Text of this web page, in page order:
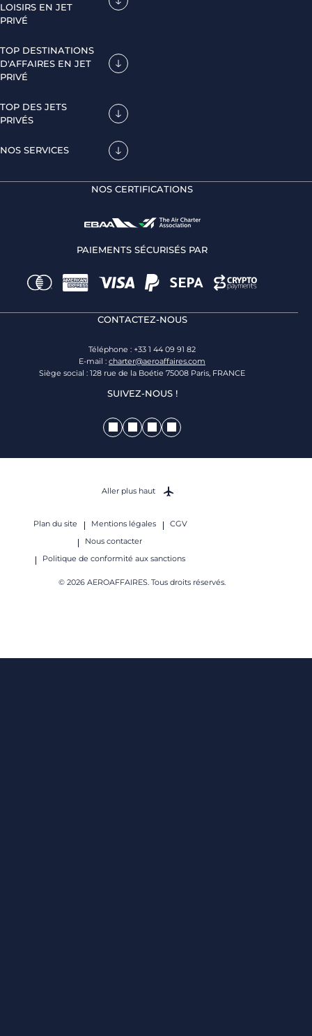
LOISIRS EN JET
PRIVÉ
TOP DESTINATIONS
D'AFFAIRES EN JET
PRIVÉ
TOP DES JETS
PRIVÉS
NOS SERVICES
NOS CERTIFICATIONS
PAIEMENTS SÉCURISÉS PAR
CONTACTEZ-NOUS
Téléphone : +33 1 44 09 91 82
E-mail : charter@aeroaffaires.com
Siège social : 128 rue de la Boétie 75008 Paris, FRANCE
SUIVEZ-NOUS !
Plan du site Mentions légales
CGV
Nous contacter
Politique de conformité aux sanctions
© 2026 AEROAFFAIRES. Tous droits réservés.
Aller plus haut